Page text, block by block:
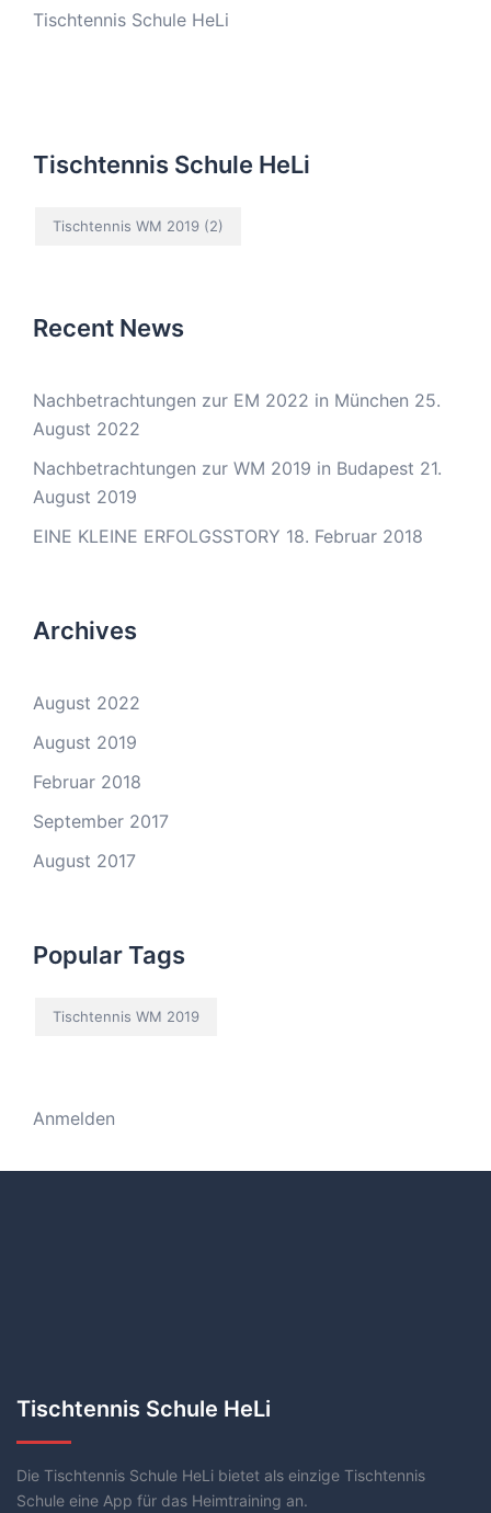
Tischtennis Schule HeLi
Tischtennis Schule HeLi
Tischtennis WM 2019 (2)
Recent News
Nachbetrachtungen zur EM 2022 in München 25.
August 2022
Nachbetrachtungen zur WM 2019 in Budapest 21.
August 2019
EINE KLEINE ERFOLGSSTORY 18. Februar 2018
Archives
August 2022
August 2019
Februar 2018
September 2017
August 2017
Popular Tags
Tischtennis WM 2019
Anmelden
Tischtennis Schule HeLi
Die Tischtennis Schule HeLi bietet als einzige Tischtennis
Schule eine App für das Heimtraining an.